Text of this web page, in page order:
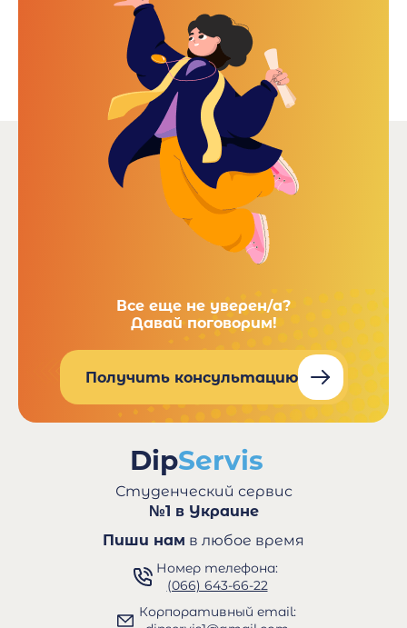
Все еще не уверен/а?
Давай поговорим!
Получить консультацию
Студенческий сервис
№1 в Украине
Пиши нам в любое время
Номер телефона:
(066) 643-66-22
Корпоративный email: